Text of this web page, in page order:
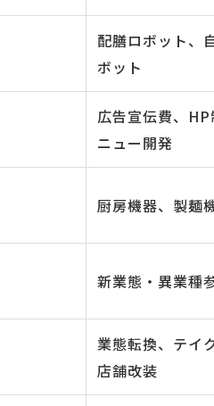
配膳ロボット、
ボット
広告宣伝費、
ニュー開発
厨房機器、製麺
新業態・異業種
業態転換、テイ
店舗改装